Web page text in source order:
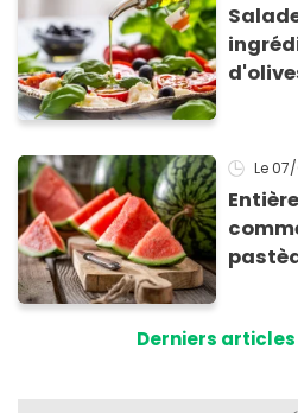
Le
Derniers